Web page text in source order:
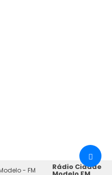
Rádio Cidade